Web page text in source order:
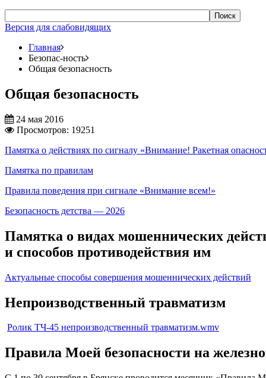
Поиск
Версия для слабовидящих
Главная
Безопас-ность
Общая безопасность
Общая безопасность
24 мая 2016
Просмотров: 19251
Памятка о действиях по сигналу «Внимание! Ракетная
Памятка по правилам
Правила поведения при сигнале «Внимание всем!»
Безопасность детства — 2026
Памятка о видах мошеннических
и способов противодействия им
Актуальные способы совершения мошеннических действий
Непроизводственный травматизм
Ролик ТЧ-45 непроизводственный травматизм.wmv
Правила Моей безопасности на